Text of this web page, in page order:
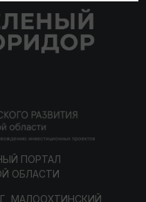
ПОРТАЛ
ОБЛАСТИ
МАЛООХТИНСКИЙ